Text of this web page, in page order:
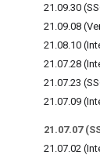
21 .09.30
21 .09.08
21 .08.10
21 .07.28
21 .07.23
21 .07.09
21 .07.07
21 .07.02